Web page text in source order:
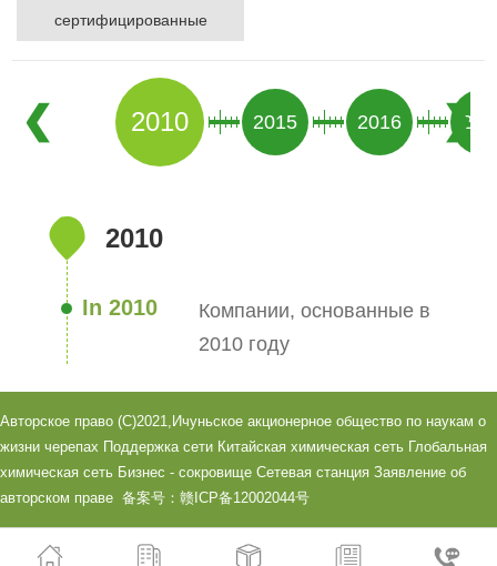
сертифицированные
2010 2015 2016
2010
In 2010
Компании, основанные в
2010 году
Авторское право (C)2021, Ичуньское акционерное общество по наукам о
жизни черепах Поддержка сети Китайская химическая сеть Глобальная
химическая сеть Бизнес - сокровище Сетевая станция Заявление об
авторском праве 备案号：赣ICP备12002044号